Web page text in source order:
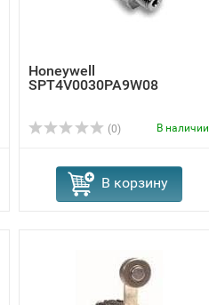
Honeywell
SPT4V0030PA9W08
(0) В наличии
В корзину